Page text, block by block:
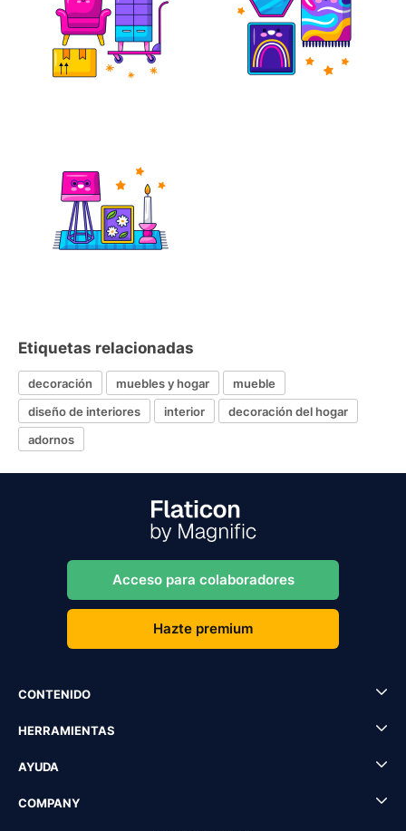
Etiquetas relacionadas
decoración muebles y hogar
mueble
diseño de interiores
interior
decoración del hogar
adornos
Acceso para colaboradores
Hazte premium
CONTENIDO
HERRAMIENTAS
AYUDA
COMPANY